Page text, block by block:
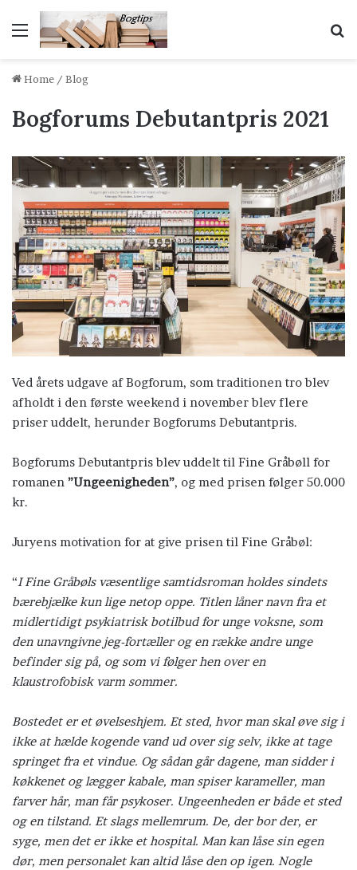
Menu
Home / Blog
Bogforums Debutantpris 2021
Ved årets udgave af Bogforum, som traditionen tro blev
afholdt i den første weekend i november blev flere
priser uddelt, herunder Bogforums Debutantpris.
Bogforums Debutantpris blev uddelt til Fine Gråbøll for
romanen ”Ungeenigheden”, og med prisen følger 50.000
kr.
Juryens motivation for at give prisen til Fine Gråbøl:
“I Fine Gråbøls væsentlige samtidsroman holdes sindets
bærebjælke kun lige netop oppe. Titlen låner navn fra et
midlertidigt psykiatrisk botilbud for unge voksne, som
den unavngivne jeg-fortæller og en række andre unge
befinder sig på, og som vi følger hen over en
klaustrofobisk varm sommer.
Bostedet er et øvelseshjem. Et sted, hvor man skal øve sig i
ikke at hælde kogende vand ud over sig selv, ikke at tage
springet fra et vindue. Og sådan går dagene, man sidder i
køkkenet og lægger kabale, man spiser karameller, man
farver hår, man får psykoser. Ungeenheden er både et sted
og en tilstand. Et slags mellemrum. De, der bor der, er
syge, men det er ikke et hospital. Man kan låse sin egen
dør, men personalet kan altid låse den op igen. Nogle